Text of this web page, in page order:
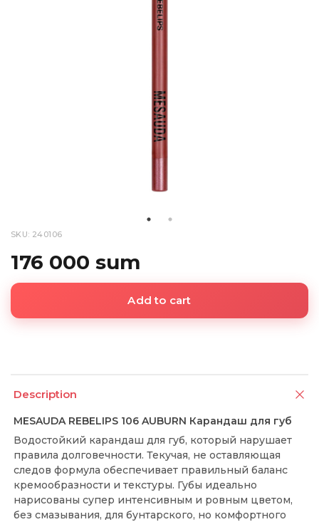
SKU: 240106
176 000 sum
Add to cart
Description
MESAUDA REBELIPS 106 AUBURN Карандаш для губ
Водостойкий карандаш для губ, который нарушает
правила долговечности. Текучая, не оставляющая
следов формула обеспечивает правильный баланс
кремообразности и текстуры. Губы идеально
нарисованы супер интенсивным и ровным цветом,
без смазывания, для бунтарского, но комфортного